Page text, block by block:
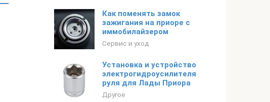
Как поменять замок
зажигания на приоре с
иммобилайзером
Сервис и уход
Установка и устройство
электрогидроусилителя
руля для Лады Приора
Другое